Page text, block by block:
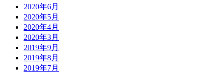
2020年6月
2020年5月
2020年4月
2020年3月
2019年9月
2019年8月
2019年7月